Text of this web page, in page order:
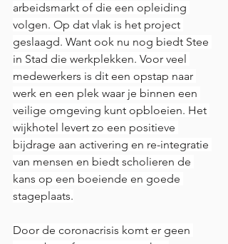
arbeidsmarkt of die een opleiding
volgen. Op dat vlak is het project
geslaagd. Want ook nu nog biedt Stee
in Stad die werkplekken. Voor veel
medewerkers is dit een opstap naar
werk en een plek waar je binnen een
veilige omgeving kunt opbloeien. Het
wijkhotel levert zo een positieve
bijdrage aan activering en re-integratie
van mensen en biedt scholieren de
kans op een boeiende en goede
stageplaats.
Door de coronacrisis komt er geen